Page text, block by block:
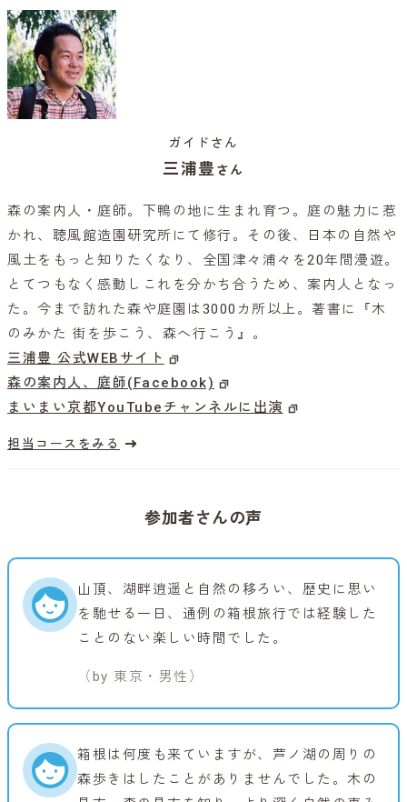
ガイドさん
三浦豊 さん
森の案内人・庭師。下鴨の地に生まれ育つ。庭の魅力に惹
かれ、聴風館造園研究所にて修行。その後、日本の自然や
風土をもっと知りたくなり、全国津々浦々を20年間漫遊。
とてつもなく感動しこれを分かち合うため、案内人となっ
た。今まで訪れた森や庭園は3000カ所以上。著書に『木
のみかた 街を歩こう、森へ行こう』。
三浦豊 公式WEBサイト
森の案内人、庭師(Facebook)
まいまい京都YouTubeチャンネルに出演
担当コースをみる
参加者さんの声
山頂、湖畔逍遥と自然の移ろい、歴史に思い
を馳せる一日、通例の箱根旅行では経験した
ことのない楽しい時間でした。
（by 東京・男性）
箱根は何度も来ていますが、芦ノ湖の周りの
森歩きはしたことがありませんでした。木の